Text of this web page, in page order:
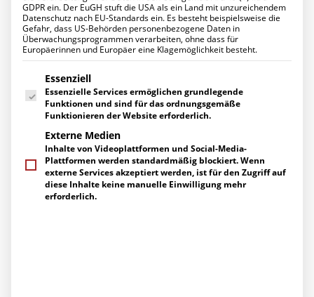
UNTERNEHMEN
Über uns
Management
Ihre Ansprechpartner
Engagement
Zertifizierungen
Herstellerpartner
Referenzen
KARRIERE
Stellenangebote
Ausbildung
AKTUELLES
News
Events
Pressemitteilungen
Startseite
Förderprogramm MID-
GDPR ein. Der EuGH stuft die USA als ein Land mit unzureichendem
Datenschutz nach EU-Standards ein. Es besteht beispielsweise die
Gefahr, dass US-Behörden personenbezogene Daten in
Überwachungsprogrammen verarbeiten, ohne dass für
Europäerinnen und Europäer eine Klagemöglichkeit besteht.
Es folgt eine Liste der Service-Gruppen, für die eine Einwilligung
Essenziell
Essenzielle Services ermöglichen grundlegende
Funktionen und sind für das ordnungsgemäße
Funktionieren der Website erforderlich.
Externe Medien
Inhalte von Videoplattformen und Social-Media-
Plattformen werden standardmäßig blockiert. Wenn
externe Services akzeptiert werden, ist für den Zugriff auf
diese Inhalte keine manuelle Einwilligung mehr
erforderlich.